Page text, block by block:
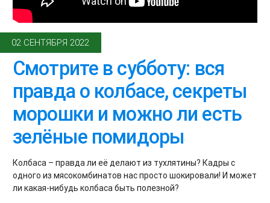
02 СЕНТЯБРЯ 2022
Смотрите в субботу: вся
правда о колбасе, секреты
морошки и можно ли есть
зелёные помидоры
Колбаса – правда ли её делают из тухлятины? Кадры с
одного из мясокомбинатов нас просто шокировали! И может
ли какая-нибудь колбаса быть полезной?